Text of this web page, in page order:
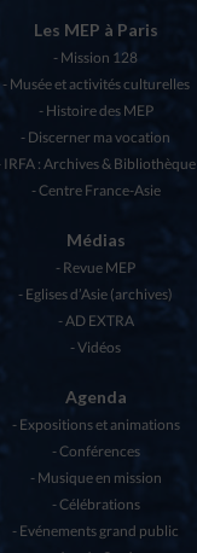
Les MEP à Paris
Mission 128
Musée et activités culturelles
Histoire des MEP
Discerner ma vocation
IRFA : Archives & Bibliothèque
Centre France-Asie
Médias
Revue MEP
Eglises d’Asie (archives)
AD EXTRA
Vidéos
Agenda
Expositions et animations
Conférences
Musique en mission
Célébrations
Evénements grand public